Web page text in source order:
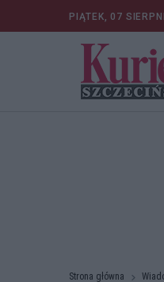
PIĄTEK, 07
Strona główna